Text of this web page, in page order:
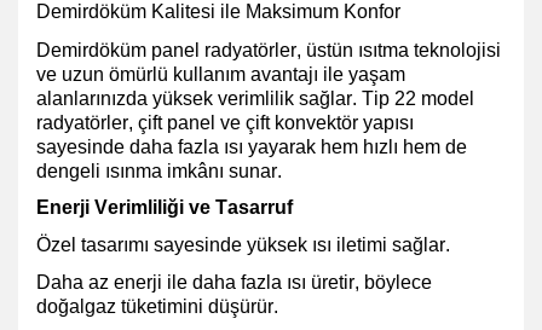
Demirdöküm Kalitesi ile Maksimum Konfor
Demirdöküm panel radyatörler, üstün ısıtma teknolojisi
ve uzun ömürlü kullanım avantajı ile yaşam
alanlarınızda yüksek verimlilik sağlar. Tip 22 model
radyatörler, çift panel ve çift konvektör yapısı
sayesinde daha fazla ısı yayarak hem hızlı hem de
dengeli ısınma imkânı sunar.
Enerji Verimliliği ve Tasarruf
Özel tasarımı sayesinde yüksek ısı iletimi sağlar.
Daha az enerji ile daha fazla ısı üretir, böylece
doğalgaz tüketimini düşürür.